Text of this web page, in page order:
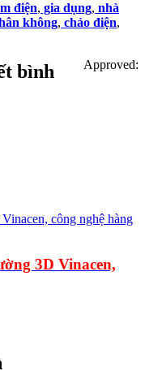
điện, gia dụng, nhà
không, chảo điện,
Approved:
bình
3D Vinacen,